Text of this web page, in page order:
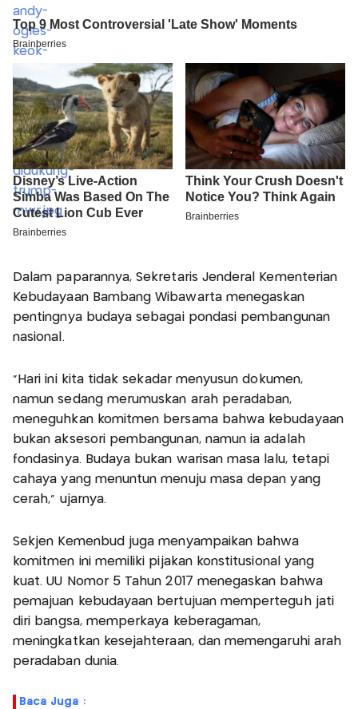
Dalam paparannya, Sekretaris Jenderal Kementerian
Kebudayaan Bambang Wibawarta menegaskan
pentingnya budaya sebagai pondasi pembangunan
nasional.
“Hari ini kita tidak sekadar menyusun dokumen,
namun sedang merumuskan arah peradaban,
meneguhkan komitmen bersama bahwa kebudayaan
bukan aksesori pembangunan, namun ia adalah
fondasinya. Budaya bukan warisan masa lalu, tetapi
cahaya yang menuntun menuju masa depan yang
cerah,” ujarnya.
Sekjen Kemenbud juga menyampaikan bahwa
komitmen ini memiliki pijakan konstitusional yang
kuat. UU Nomor 5 Tahun 2017 menegaskan bahwa
pemajuan kebudayaan bertujuan memperteguh jati
diri bangsa, memperkaya keberagaman,
meningkatkan kesejahteraan, dan memengaruhi arah
peradaban dunia.
Baca Juga :